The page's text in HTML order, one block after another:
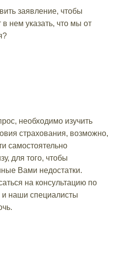
заявление, чтобы
нем указать, что мы от
необходимо изучить
страхования, возможно,
самостоятельно
для того, чтобы
Вами недостатки.
на консультацию по
и наши специалисты